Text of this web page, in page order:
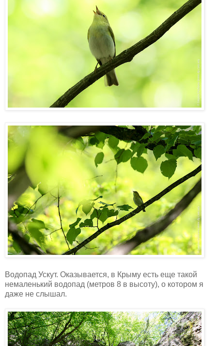
Водопад Ускут. Оказывается, в Крыму есть еще такой
немаленький водопад (метров 8 в высоту), о котором я
даже не слышал.